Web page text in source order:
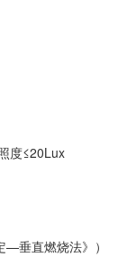
度≤20Lux
垂直燃烧法》）